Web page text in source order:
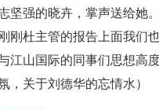
坚强的晓卉，掌声送给她
刚杜主管的报告上面我们
江山国际的同事们思想高
，关于刘德华的忘情水）